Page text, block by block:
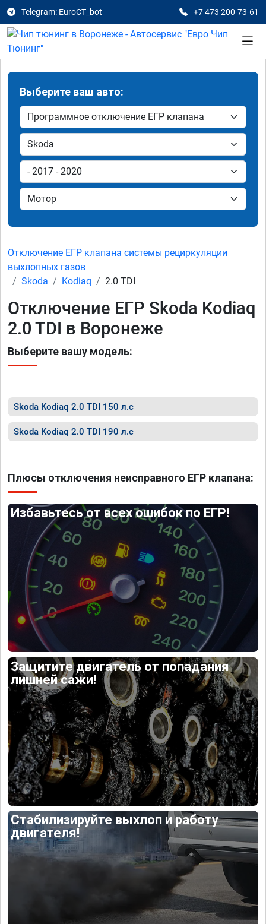
Telegram: EuroCT_bot +7 473 200-73-61
Выберите ваш авто:
Отключение ЕГР клапана системы рециркуляции
выхлопных газов
Skoda
Kodiaq 2.0 TDI
Отключение ЕГР Skoda Kodiaq
2.0 TDI в Воронеже
Выберите вашу модель:
Skoda Kodiaq 2.0 TDI 150 л.с
Skoda Kodiaq 2.0 TDI 190 л.с
Плюсы отключения неисправного ЕГР клапана:
Избавьтесь от всех ошибок по ЕГР!
Защитите двигатель от попадания
лишней сажи!
Стабилизируйте выхлоп и работу
двигателя!